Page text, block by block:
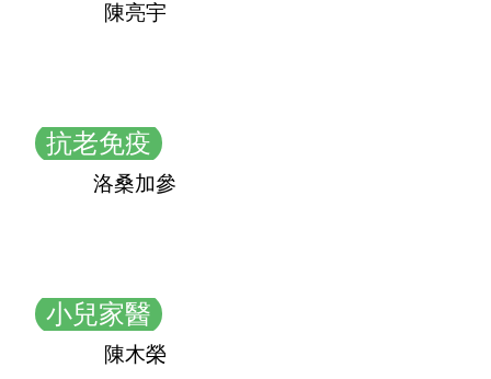
陳亮宇
抗老免疫
洛桑加參
小兒家醫
陳木榮